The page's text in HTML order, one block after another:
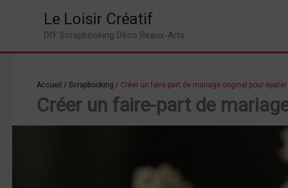
Le Loisir Créatif
DIY Scrapbooking Déco Beaux-Arts...
Accueil / Scrapbooking / Créer un faire-part de mariage original pour
Créer un faire-part de